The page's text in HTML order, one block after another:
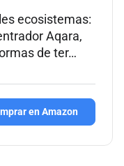
ecosistemas:
Aqara,
de ter…
en Amazon